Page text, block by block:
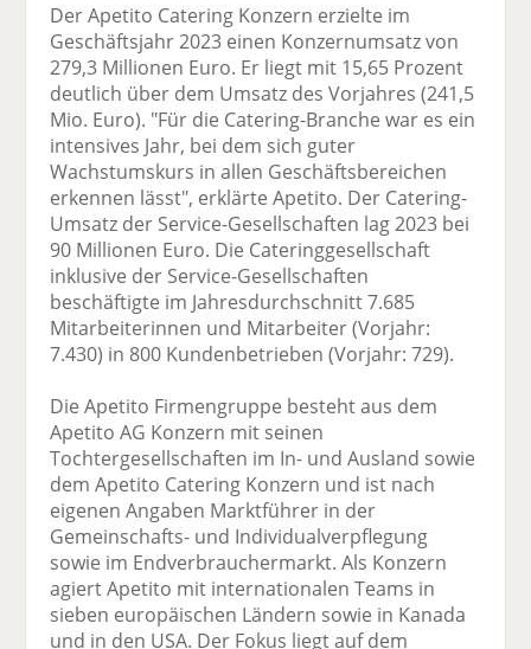
Der Apetito Catering Konzern erzielte im
Geschäftsjahr 2023 einen Konzernumsatz von
279,3 Millionen Euro. Er liegt mit 15,65 Prozent
deutlich über dem Umsatz des Vorjahres (241,5
Mio. Euro). "Für die Catering-Branche war es ein
intensives Jahr, bei dem sich guter
Wachstumskurs in allen Geschäftsbereichen
erkennen lässt", erklärte Apetito. Der Catering-
Umsatz der Service-Gesellschaften lag 2023 bei
90 Millionen Euro. Die Cateringgesellschaft
inklusive der Service-Gesellschaften
beschäftigte im Jahresdurchschnitt 7.685
Mitarbeiterinnen und Mitarbeiter (Vorjahr:
7.430) in 800 Kundenbetrieben (Vorjahr: 729).
Die Apetito Firmengruppe besteht aus dem
Apetito AG Konzern mit seinen
Tochtergesellschaften im In- und Ausland sowie
dem Apetito Catering Konzern und ist nach
eigenen Angaben Marktführer in der
Gemeinschafts- und Individualverpflegung
sowie im Endverbrauchermarkt. Als Konzern
agiert Apetito mit internationalen Teams in
sieben europäischen Ländern sowie in Kanada
und in den USA. Der Fokus liegt auf dem